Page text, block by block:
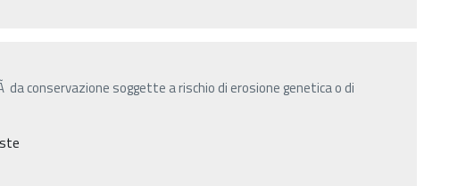
conservazione soggette a rischio di erosione genetica o di